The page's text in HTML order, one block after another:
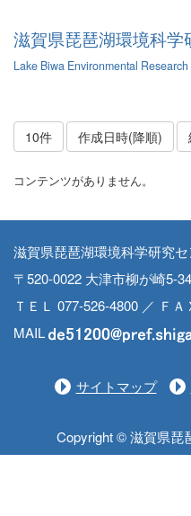
滋賀県琵琶湖環境科学
Lake Biwa Environmental Research
10件 作成日時(降順)
コンテンツがありません。
滋賀県琵琶湖環境科学研究
〒520-0022 大津市柳が崎5-34
ＴＥＬ 077-526-4800 ／ Ｆ
MAIL
サイトマップ
Copyright © 滋賀県琵